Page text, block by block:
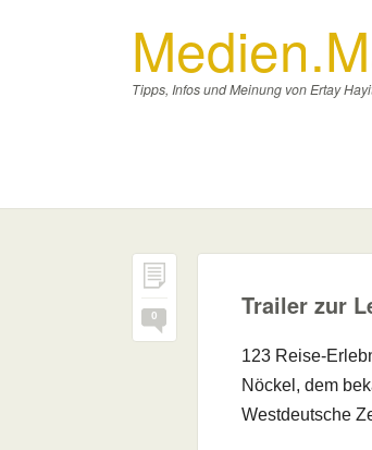
Tipps, Infos und Meinung von Ertay
0 Trailer zur
123 Reise-
Nöckel, dem
Westdeutsche